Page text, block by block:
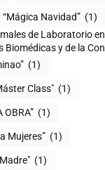
“Mágica Navidad” (1)
de Laboratorio en
(1)
Class" (1)
OBRA” (1)
Mujeres” (1)
(1)